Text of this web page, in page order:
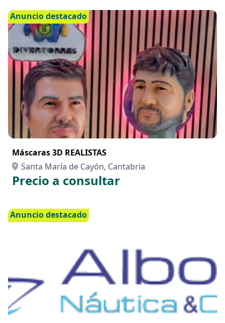
Anuncio destacado
Máscaras 3D REALISTAS
Santa María de Cayón, Cantabria
Precio a consultar
Anuncio destacado